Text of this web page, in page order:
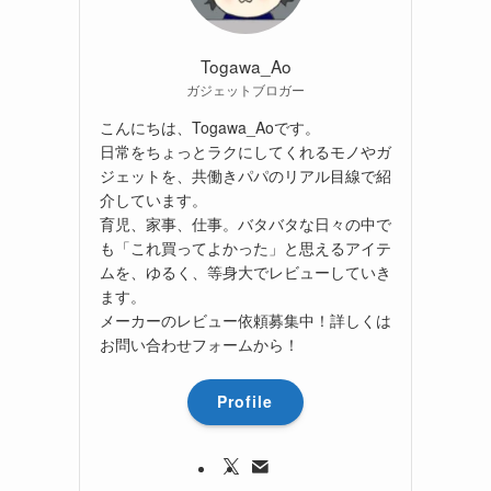
Togawa_Ao
ガジェットブロガー
こんにちは、Togawa_Aoです。
日常をちょっとラクにしてくれるモノやガ
ジェットを、共働きパパのリアル目線で紹
介しています。
育児、家事、仕事。バタバタな日々の中で
も「これ買ってよかった」と思えるアイテ
ムを、ゆるく、等身大でレビューしていき
ます。
メーカーのレビュー依頼募集中！詳しくは
お問い合わせフォームから！
Profile